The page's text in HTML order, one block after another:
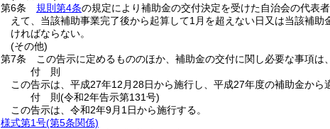
第6条
規則第4条の規定により補助金の交付決定を受けた自治会の代表者
えて、当該補助事業完了後から起算して1月を超えない日又は当該補
ければならない。
(その他)
第7条
この告示に定めるもののほか、補助金の交付に関し必要な事項は
付 則
この告示は、平成27年12月28日から施行し、平成27年度の補助金から
付 則(令和2年告示第131号)
この告示は、令和2年9月1日から施行する。
様式第1号(第5条関係)